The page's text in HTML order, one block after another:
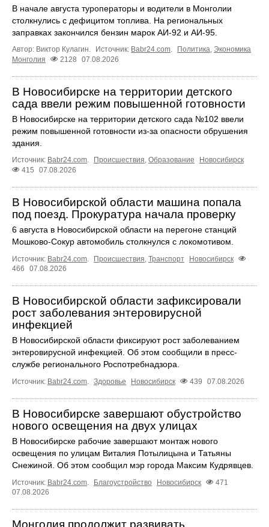
В начале августа туроператоры и водители в Монголии
столкнулись с дефицитом топлива. На региональных
заправках закончился бензин марок АИ-92 и АИ-95.
Автор: Виктор Кулагин. Источник: Babr24.com Политика Экономика
Монголия
2128 07.08.2026
В Новосибирске на территории детского
сада ввели режим повышенной готовности
В Новосибирске на территории детского сада №102 ввели
режим повышенной готовности из-за опасности обрушения
здания.
Источник: Babr24.com Происшествия Образование
Новосибирск
415
07.08.2026
В Новосибирской области машина попала
под поезд. Прокуратура начала проверку
6 августа в Новосибирской области на перегоне станций
Мошково-Сокур автомобиль столкнулся с локомотивом.
Источник: Babr24.com. Происшествия, Транспорт
Новосибирск
466
07.08.2026
В Новосибирской области зафиксировали
рост заболевания энтеровирусной
инфекцией
В Новосибирской области фиксируют рост заболеванием
энтеровирусной инфекцией. Об этом сообщили в пресс-
службе регионального Роспотребнадзора.
Источник: Babr24.com. Здоровье Новосибирск 439 07.08.2026
В Новосибирске завершают обустройство
нового освещения на двух улицах
В Новосибирске рабочие завершают монтаж нового
освещения по улицам Виталия Потылицына и Татьяны
Снежиной. Об этом сообщил мэр города Максим Кудрявцев.
Источник: Babr24.com. Благоустройство Новосибирск
471
07.08.2026
Монголия продолжит развивать